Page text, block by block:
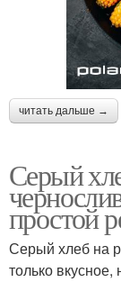
читать дальше →
Серый
простой
Серый хлеб на
только